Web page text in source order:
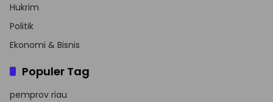
Hukrim
Politik
Ekonomi & Bisnis
Populer Tag
pemprov riau